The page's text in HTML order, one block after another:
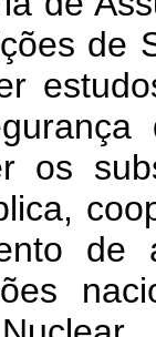
de
os
de